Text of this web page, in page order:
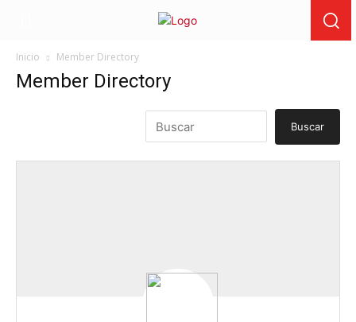
Inicio Member Directory
Member Directory